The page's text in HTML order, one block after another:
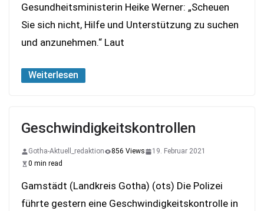
Gesundheitsministerin Heike Werner: „Scheuen
Sie sich nicht, Hilfe und Unterstützung zu suchen
und anzunehmen.“ Laut
Weiterlesen
Geschwindigkeitskontrollen
Gotha-Aktuell_redaktion 856 Views
19. Februar 2021
0 min read
Gamstädt (Landkreis Gotha) (ots) Die Polizei
führte gestern eine Geschwindigkeitskontrolle in